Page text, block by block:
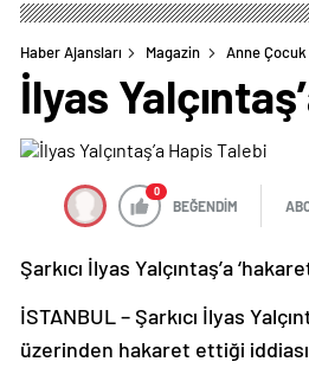
Haber Ajansları Magazin Anne Çocuk
İlyas
0
BEĞENDİM
Şarkıcı İlyas Yalçıntaş’a
İSTANBUL – Şarkıcı İlyas
üzerinden hakaret ettiği